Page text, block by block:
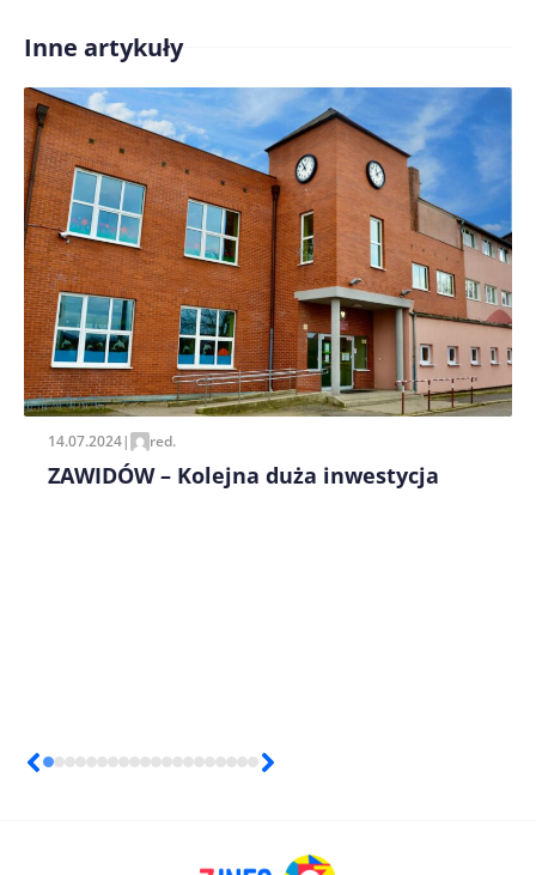
Treść komentarza*
Zapamiętaj moje dane w tej przeglądarce podczas
pisania kolejnych komentarzy.
Inne artykuły
14.07.2024| red.
ZAWIDÓW – Kolejna duża inwestycja